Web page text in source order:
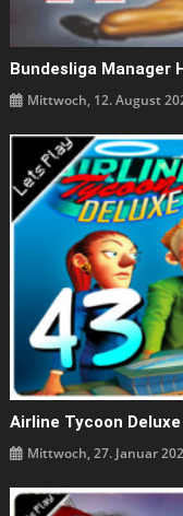
Bundesliga Manager
Mittwoch, 12. August
Airline Tycoon
Mittwoch, 27. Januar